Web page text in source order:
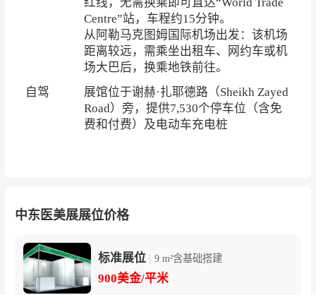
Centre”站，车程约15分钟。
从阿勒马克图姆国际机场出发：该机场
距离较远，需乘坐出租车、网约车或机
场大巴后，换乘地铁前往。
自驾
展馆位于谢赫·扎耶德路（Sheikh Zayed
Road）旁，提供7,530个停车位（含免
费和付费）及电动车充电桩
中东医美展展位价格
标准展位 | 9 m²含基础搭建
900美金/平米